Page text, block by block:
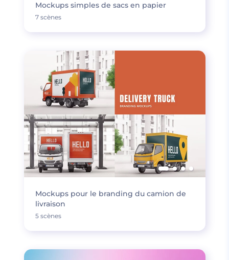
Mockups simples de sacs en papier
7 scènes
Mockups pour le branding du camion de
livraison
5 scènes